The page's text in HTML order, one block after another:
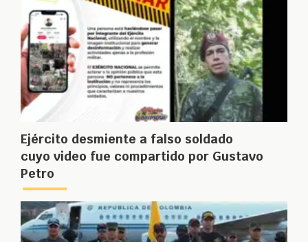
Ejército desmiente a falso soldado
cuyo video fue compartido por Gustavo
Petro